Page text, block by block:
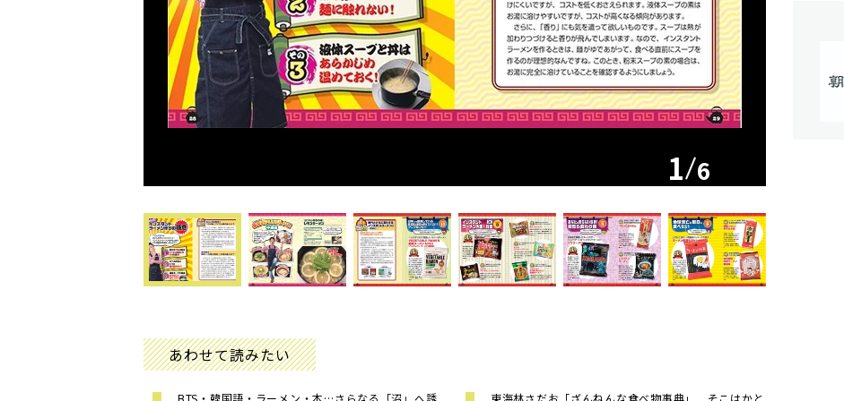
1 6
あわせて読みたい
BTS・韓国語・ラーメン・本…さらなる「沼」へ誘 東海林さだお「ざんねんな食べ物事典」 そこはかと